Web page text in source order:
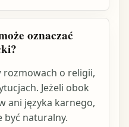
oznaczać
rozmowach o religii,
Jeżeli obok
ani języka karnego,
być naturalny.